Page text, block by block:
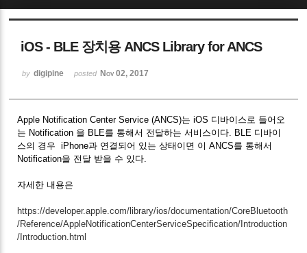
iOS - BLE 장치용 ANCS Library for ANCS
by digipine posted Nov 02, 2017
Apple Notification Center Service (ANCS)는 iOS 디바이스로 들어오
는 Notification 을 BLE를 통해서 전달하는 서비스이다. BLE 디바이
스의 경우 iPhone과 연결되어 있는 상태이면 이 ANCS를 통해서
Notification을 전달 받을 수 있다.
자세한 내용은
https://developer.apple.com/library/ios/documentation/CoreBluetooth
/Reference/AppleNotificationCenterServiceSpecification/Introduction
/Introduction.html
Sketchbook5, 스케치북5
Sketchbook5, 스케치북5